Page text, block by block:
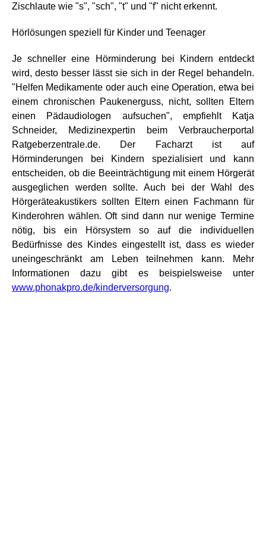
Zischlaute wie "s", "sch", "t" und "f" nicht erkennt.
Hörlösungen speziell für Kinder und Teenager
Je schneller eine Hörminderung bei Kindern entdeckt
wird, desto besser lässt sie sich in der Regel behandeln.
"Helfen Medikamente oder auch eine Operation, etwa bei
einem chronischen Paukenerguss, nicht, sollten Eltern
einen Pädaudiologen aufsuchen", empfiehlt Katja
Schneider, Medizinexpertin beim Verbraucherportal
Ratgeberzentrale.de. Der Facharzt ist auf
Hörminderungen bei Kindern spezialisiert und kann
entscheiden, ob die Beeinträchtigung mit einem Hörgerät
ausgeglichen werden sollte. Auch bei der Wahl des
Hörgeräteakustikers sollten Eltern einen Fachmann für
Kinderohren wählen. Oft sind dann nur wenige Termine
nötig, bis ein Hörsystem so auf die individuellen
Bedürfnisse des Kindes eingestellt ist, dass es wieder
uneingeschränkt am Leben teilnehmen kann. Mehr
Informationen dazu gibt es beispielsweise unter
www.phonakpro.de/kinderversorgung.